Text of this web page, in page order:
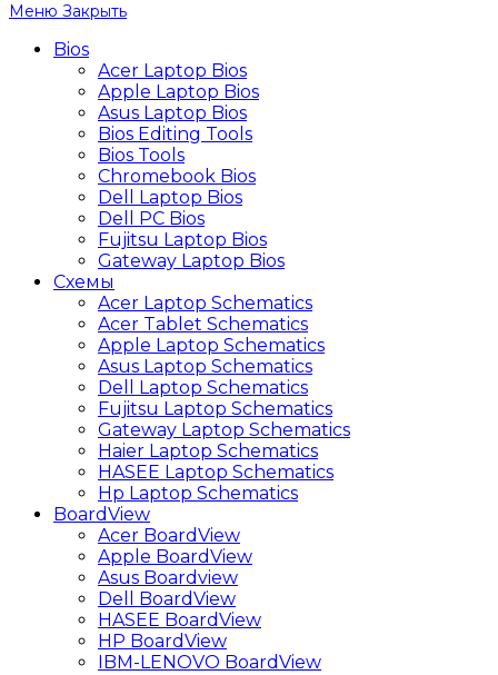
Меню Закрыть
Bios
Acer Laptop Bios
Apple Laptop Bios
Asus Laptop Bios
Bios Editing Tools
Bios Tools
Chromebook Bios
Dell Laptop Bios
Dell PC Bios
Fujitsu Laptop Bios
Gateway Laptop Bios
Схемы
Acer Laptop Schematics
Acer Tablet Schematics
Apple Laptop Schematics
Asus Laptop Schematics
Dell Laptop Schematics
Fujitsu Laptop Schematics
Gateway Laptop Schematics
Haier Laptop Schematics
HASEE Laptop Schematics
Hp Laptop Schematics
BoardView
Acer BoardView
Apple BoardView
Asus Boardview
Dell BoardView
HASEE BoardView
HP BoardView
IBM-LENOVO BoardView